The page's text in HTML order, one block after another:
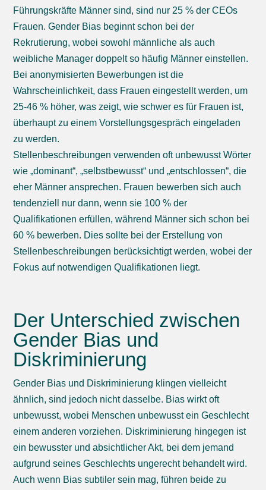
Führungskräfte Männer sind, sind nur 25 % der CEOs
Frauen. Gender Bias beginnt schon bei der
Rekrutierung, wobei sowohl männliche als auch
weibliche Manager doppelt so häufig Männer einstellen.
Bei anonymisierten Bewerbungen ist die
Wahrscheinlichkeit, dass Frauen eingestellt werden, um
25-46 % höher, was zeigt, wie schwer es für Frauen ist,
überhaupt zu einem Vorstellungsgespräch eingeladen
zu werden.
Stellenbeschreibungen verwenden oft unbewusst Wörter
wie „dominant“, „selbstbewusst“ und „entschlossen“, die
eher Männer ansprechen. Frauen bewerben sich auch
tendenziell nur dann, wenn sie 100 % der
Qualifikationen erfüllen, während Männer sich schon bei
60 % bewerben. Dies sollte bei der Erstellung von
Stellenbeschreibungen berücksichtigt werden, wobei der
Fokus auf notwendigen Qualifikationen liegt.
Der Unterschied zwischen
Gender Bias und
Diskriminierung
Gender Bias und Diskriminierung klingen vielleicht
ähnlich, sind jedoch nicht dasselbe. Bias wirkt oft
unbewusst, wobei Menschen unbewusst ein Geschlecht
einem anderen vorziehen. Diskriminierung hingegen ist
ein bewusster und absichtlicher Akt, bei dem jemand
aufgrund seines Geschlechts ungerecht behandelt wird.
Auch wenn Bias subtiler sein mag, führen beide zu